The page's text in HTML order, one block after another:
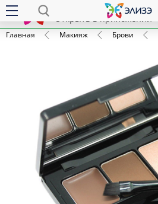
x
Открыть в приложении
Главная Макияж Брови